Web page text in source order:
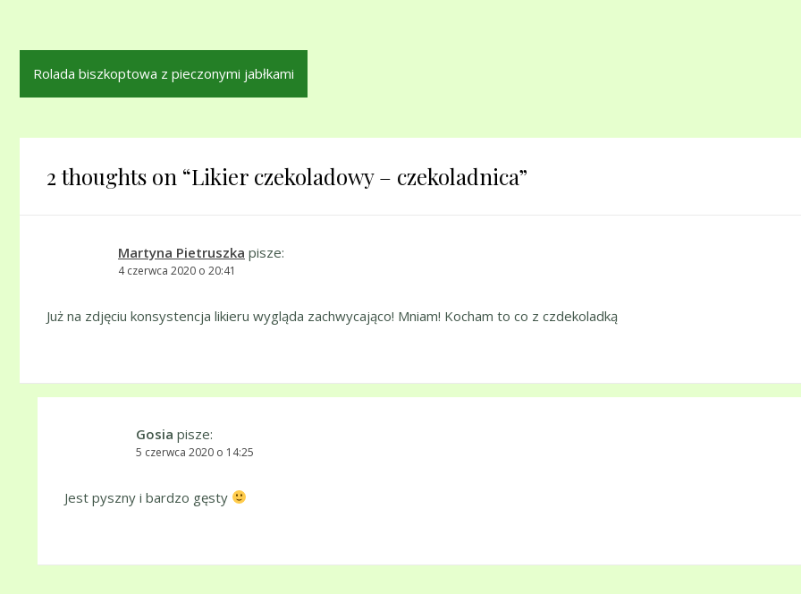
Nawigacja
wpisu
Rolada biszkoptowa z pieczonymi jabłkami
2 thoughts on “Likier czekoladowy – czekoladnica”
Martyna Pietruszka pisze:
4 czerwca 2020 o 20:41
Już na zdjęciu konsystencja likieru wygląda zachwycająco! Mniam! Kocham to co z czdekoladką
Gosia pisze:
5 czerwca 2020 o 14:25
Jest pyszny i bardzo gęsty